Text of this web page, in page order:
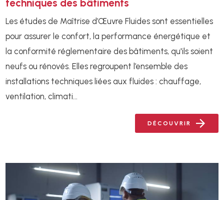
techniques des bâtiments
Les études de Maîtrise d’Œuvre Fluides sont essentielles
pour assurer le confort, la performance énergétique et
la conformité réglementaire des bâtiments, qu'ils soient
neufs ou rénovés. Elles regroupent l’ensemble des
installations techniques liées aux fluides : chauffage,
ventilation, climati...
DÉCOUVRIR